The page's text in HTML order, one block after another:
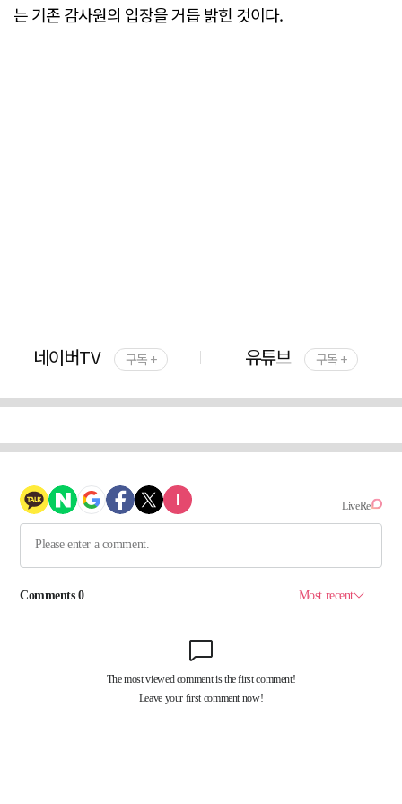
는 기존 감사원의 입장을 거듭 밝힌 것이다.
네이버TV 구독 + 유튜브 구독 +